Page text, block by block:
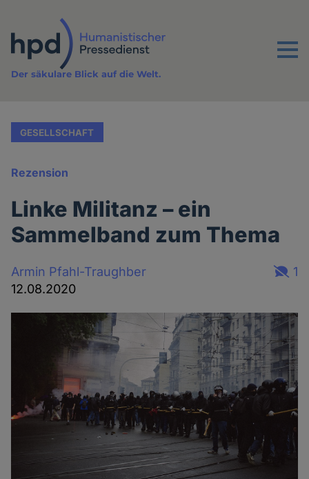
Inhalt
Menu
Der säkulare Blick auf die Welt.
GESELLSCHAFT
Rezension
Linke Militanz – ein
Sammelband zum Thema
Armin Pfahl-Traughber
12.08.2020
1